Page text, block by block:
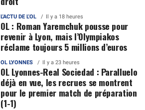
L'ACTU DE L'OL Il y a 18 heures
OL : Roman Yaremchuk pousse pour
revenir à Lyon, mais l’Olympiakos
réclame toujours 5 millions d’euros
OL LYONNES Il y a 23 heures
OL Lyonnes-Real Sociedad : Paralluelo
déjà en vue, les recrues se montrent
pour le premier match de préparation
(1-1)